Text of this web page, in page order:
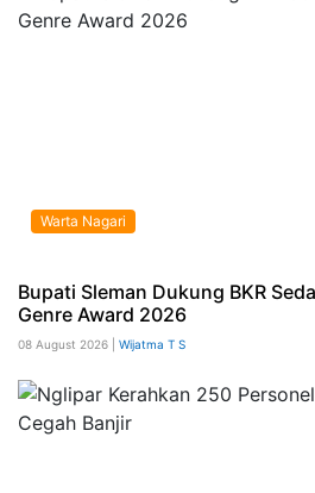
Warta Nagari
Bupati Sleman Dukung BKR
Genre Award 2026
08 August 2026 | Wijatma T S